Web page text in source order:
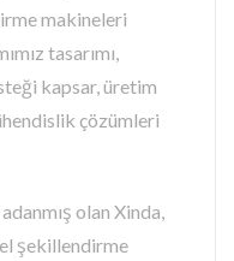
makineleri
tasarımı,
kapsar, üretim
çözümleri
olan Xinda,
şekillendirme